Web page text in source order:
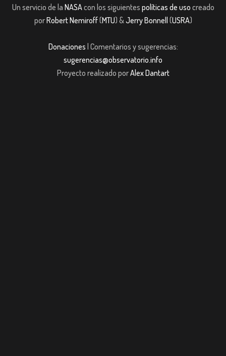
Un servicio de la NASAcon los siguientes políticas de uso creado
porRobert Nemiroff(MTU) &Jerry Bonnell (USRA)
Donaciones | Comentarios y sugerencias:
sugerencias@observatorio.info
Proyecto realizado porAlex Dantart